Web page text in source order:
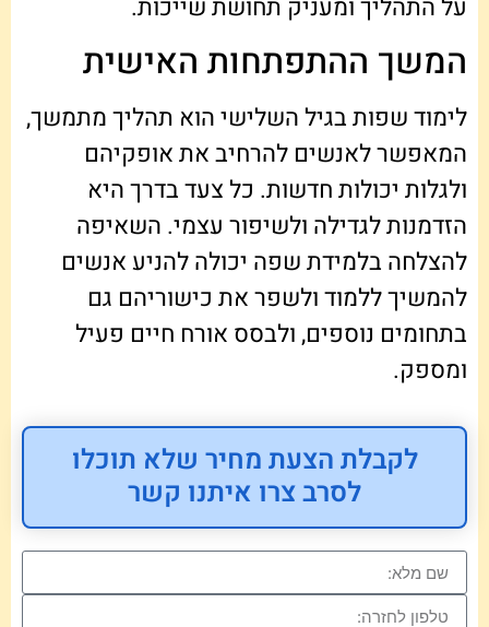
על התהליך ומעניק תחושת שייכות.
המשך ההתפתחות האישית
לימוד שפות בגיל השלישי הוא תהליך מתמשך,
המאפשר לאנשים להרחיב את אופקיהם
ולגלות יכולות חדשות. כל צעד בדרך היא
הזדמנות לגדילה ולשיפור עצמי. השאיפה
להצלחה בלמידת שפה יכולה להניע אנשים
להמשיך ללמוד ולשפר את כישוריהם גם
בתחומים נוספים, ולבסס אורח חיים פעיל
ומספק.
לקבלת הצעת מחיר שלא תוכלו
לסרב צרו איתנו קשר